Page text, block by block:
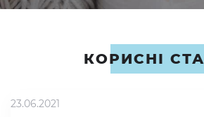
КОРИСНІ
23.06.2021